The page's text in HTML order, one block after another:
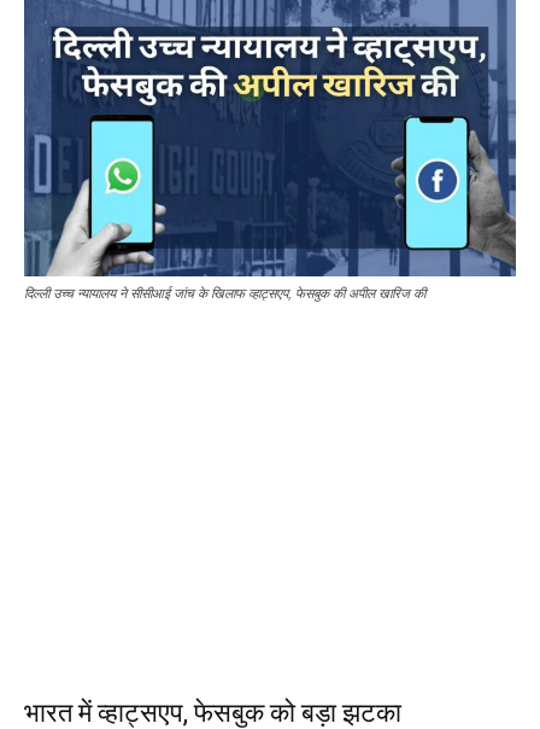
दिल्ली उच्च न्यायालय ने सीसीआई जांच के खिलाफ व्हाट्सएप, फेसबुक की अपील खारिज की
भारत में व्हाट्सएप, फेसबुक को बड़ा झटका